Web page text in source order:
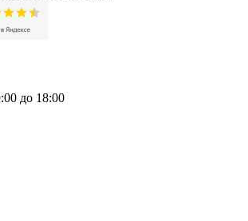
до 18:00